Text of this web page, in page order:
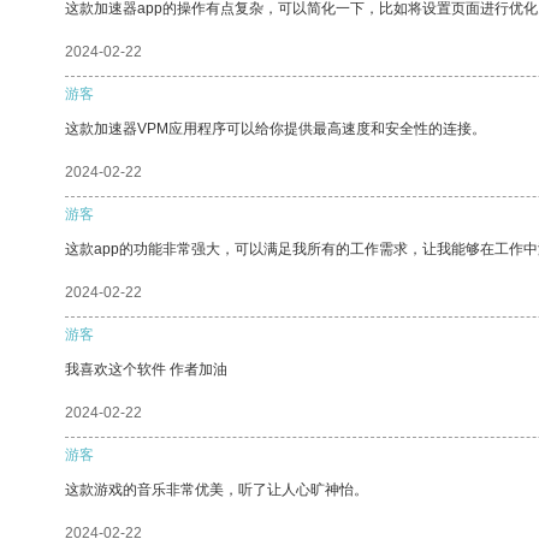
这款加速器app的操作有点复杂，可以简化一下，比如将设置页面进行优化
2024-02-22
游客
这款加速器VPM应用程序可以给你提供最高速度和安全性的连接。
2024-02-22
游客
这款app的功能非常强大，可以满足我所有的工作需求，让我能够在工作中
2024-02-22
游客
我喜欢这个软件 作者加油
2024-02-22
游客
这款游戏的音乐非常优美，听了让人心旷神怡。
2024-02-22